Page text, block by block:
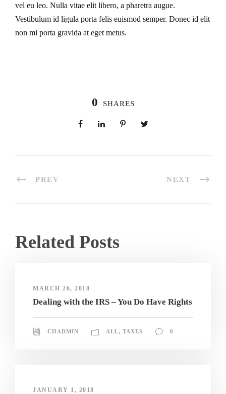
vel eu leo. Nulla vitae elit libero, a pharetra augue.
Vestibulum id ligula porta felis euismod semper. Donec id elit
non mi porta gravida at eget metus.
0 SHARES
PREV NEXT
Related Posts
MARCH 26, 2018
Dealing with the IRS – You Do Have Rights
CHADMIN ALL, TAXES 0
JANUARY 1, 2018